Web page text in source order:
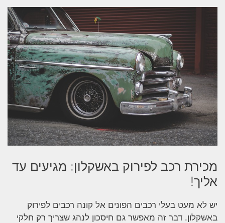
מכירת רכב לפירוק באשקלון: מגיעים עד
אליך!
יש לא מעט בעלי רכבים הפונים אל קונה רכבים לפירוק
באשקלון. דבר זה מאפשר גם חיסכון לנהג שצריך רק חלקי